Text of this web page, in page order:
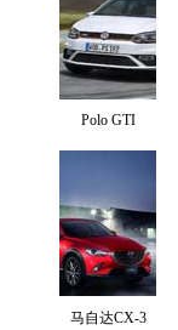
Polo GTI
马自达CX-3